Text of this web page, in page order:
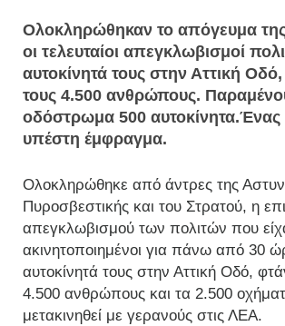
Ολοκληρώθηκαν το απόγευμα της
οι τελευταίοι απεγκλωβισμοί
αυτοκίνητά τους στην Αττική
τους 4.500 ανθρώπους.
οδόστρωμα 500 αυτοκίνητα.Ένας
υπέστη έμφραγμα.
Ολοκληρώθηκε από άντρες της
Πυροσβεστικής και του Στρατού, η
απεγκλωβισμού των πολιτών που
ακινητοποιημένοι για πάνω από 30
αυτοκίνητά τους στην Αττική Οδό,
4.500 ανθρώπους και τα 2.500
μετακινηθεί με γερανούς στις ΛΕΑ.